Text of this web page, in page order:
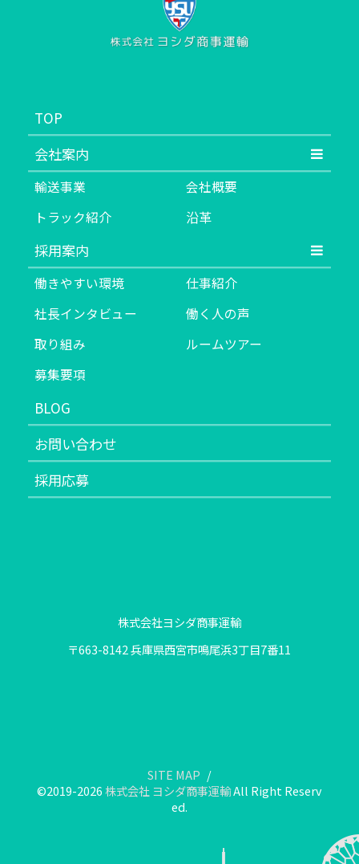
TOP
会社案内
輸送事業
会社概要
トラック紹介
沿革
採用案内
働きやすい環境
仕事紹介
社長インタビュー
働く人の声
取り組み
ルームツアー
募集要項
BLOG
お問い合わせ
採用応募
株式会社ヨシダ商事運輸
〒663-8142 兵庫県西宮市鳴尾浜3丁目7番11
SITE MAP
©2019-2026株式会社 ヨシダ商事運輸All Right Reserv
ed.